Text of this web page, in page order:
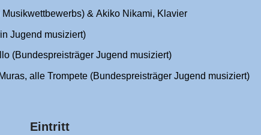
& Akiko Nikami, Klavier
Jugend musiziert)
(Bundespreisträger Jugend musiziert)
alle Trompete (Bundespreisträger Jugend musiziert)
Eintritt